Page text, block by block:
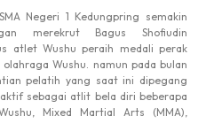
Negeri 1 Kedungpring semakin
merekrut Bagus
Shofiudin
atlet Wushu peraih medali perak
Wushu. namun pada bulan
pelatih yang saat ini dipegang
sebagai atlit bela diri beberapa
Mixed Martial Arts (MMA),